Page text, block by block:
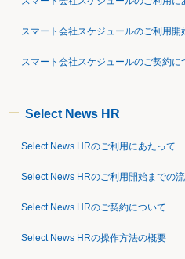
スマート会社スケジュールのご利用開
スマート会社スケジュールのご契約に
Select News HR
Select News HRのご利用にあたって
Select News HRのご利用開始までの
Select News HRのご契約について
Select News HRの操作方法の概要